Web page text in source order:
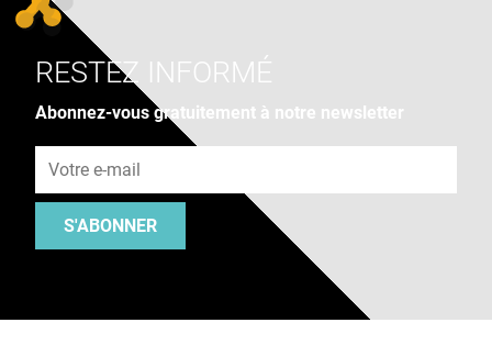
RESTEZ INFORMÉ
Abonnez-vous gratuitement à notre newsletter
S'ABONNER